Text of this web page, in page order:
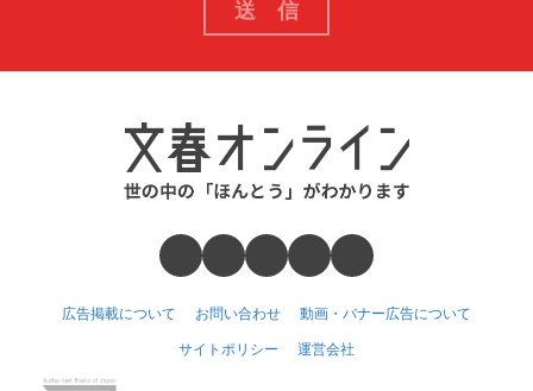
広告掲載について お問い合わせ 動画・バナー広告について
サイトポリシー 運営会社